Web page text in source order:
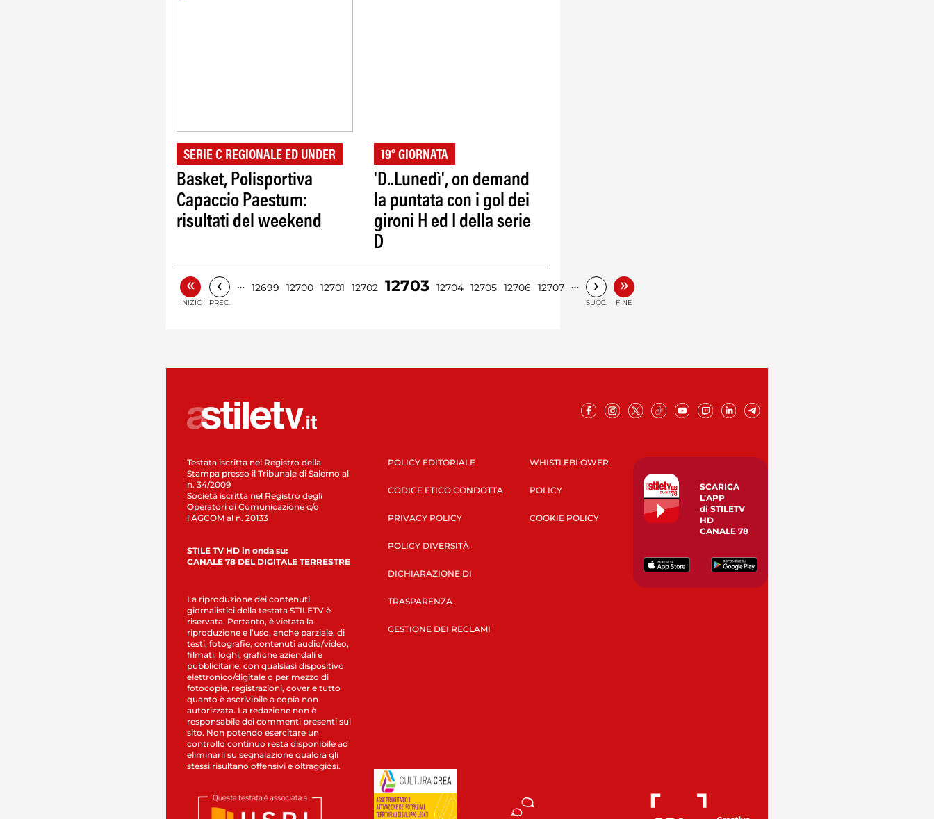
SERIE C REGIONALE ED UNDER
Basket, Polisportiva
Capaccio Paestum:
risultati del weekend
19° GIORNATA
'D..Lunedì', on demand
la puntata con i gol dei
gironi H ed I della serie
D
«
INIZIO
‹
PREC.
… 12699 12700 12701 12702 12703 12704 12705 12706 12707 … ›
SUCC.
»
FINE
Testata iscritta nel Registro della
Stampa presso il Tribunale di Salerno al
n. 34/2009
Società iscritta nel Registro degli
Operatori di Comunicazione c/o
l’AGCOM al n. 20133
STILE TV HD in onda su:
CANALE 78 DEL DIGITALE TERRESTRE
La riproduzione dei contenuti
giornalistici della testata STILETV è
riservata. Pertanto, è vietata la
riproduzione e l’uso, anche parziale, di
testi, fotografie, contenuti audio/video,
filmati, loghi, grafiche aziendali e
pubblicitarie, con qualsiasi dispositivo
elettronico/digitale o per mezzo di
fotocopie, registrazioni, cover e tutto
quanto è ascrivibile a copia non
autorizzata. La redazione non è
responsabile dei commenti presenti sul
sito. Non potendo esercitare un
controllo continuo resta disponibile ad
eliminarli su segnalazione qualora gli
stessi risultano offensivi e oltraggiosi.
POLICY EDITORIALE
CODICE ETICO CONDOTTA
PRIVACY POLICY
POLICY DIVERSITÀ
DICHIARAZIONE DI
TRASPARENZA
GESTIONE DEI RECLAMI
WHISTLEBLOWER
POLICY
COOKIE POLICY
SCARICA
L’APP
di STILETV
HD
CANALE 78